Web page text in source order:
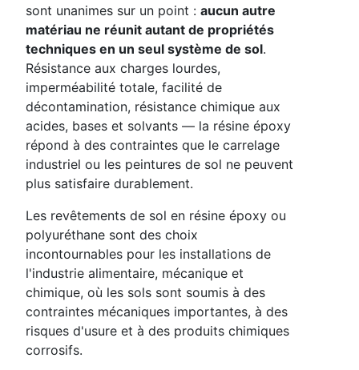
sont unanimes sur un point : aucun autre
matériau ne réunit autant de propriétés
techniques en un seul système de sol.
Résistance aux charges lourdes,
imperméabilité totale, facilité de
décontamination, résistance chimique aux
acides, bases et solvants — la résine époxy
répond à des contraintes que le carrelage
industriel ou les peintures de sol ne peuvent
plus satisfaire durablement.
Les revêtements de sol en résine époxy ou
polyuréthane sont des choix
incontournables pour les installations de
l'industrie alimentaire, mécanique et
chimique, où les sols sont soumis à des
contraintes mécaniques importantes, à des
risques d'usure et à des produits chimiques
corrosifs.